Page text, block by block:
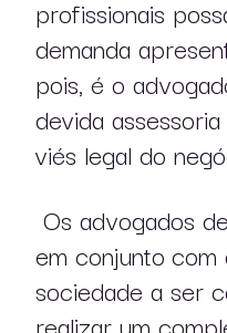
profissionais
demanda
pois, é o
devida
viés legal do
Os advogados
em conjunto com
sociedade a ser
realizar um